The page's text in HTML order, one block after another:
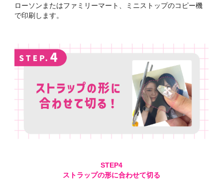
ローソンまたはファミリーマート、ミニストップのコピー機
で印刷します。
ストラップの形に合わせて切る